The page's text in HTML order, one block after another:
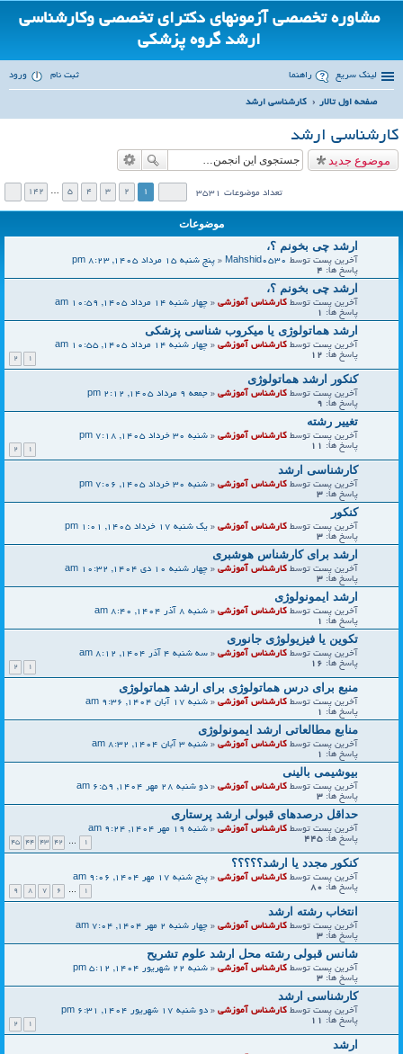
مشاوره تخصصی آزمونهای دکترای تخصصی وکارشناسی
ارشد گروه پزشکی
لینک سریع راهنما ورود ثبت نام
صفحه اول تالار کارشناسی ارشد
کارشناسی ارشد
موضوع جدید
تعداد موضوعات 3531 1
2
3
4
5
…
142
موضوعات
ارشد چی بخونم ؟،
آخرین پست توسط Mahshid0530
« پنج شنبه 15 مرداد 1405, 8:23 pm
پاسخ ها: 4
ارشد چی بخونم ؟،
آخرین پست توسط کارشناس آموزشی « چهار شنبه 14 مرداد 1405, 10:59 am
پاسخ ها: 1
ارشد هماتولوژی یا میکروب شناسی پزشکی
آخرین پست توسط کارشناس آموزشی « چهار شنبه 14 مرداد 1405, 10:55 am
پاسخ ها: 12
1
2
کنکور ارشد هماتولوژی
آخرین پست توسط کارشناس آموزشی « جمعه 9 مرداد 1405, 2:12 pm
پاسخ ها: 9
تغییر رشته
آخرین پست توسط کارشناس آموزشی « شنبه 30 خرداد 1405, 7:18 pm
پاسخ ها: 11
1
2
کارشناسی ارشد
آخرین پست توسط کارشناس آموزشی « شنبه 30 خرداد 1405, 7:06 pm
پاسخ ها: 3
کنکور
آخرین پست توسط کارشناس آموزشی « یک شنبه 17 خرداد 1405, 1:01 pm
پاسخ ها: 3
ارشد برای کارشناس هوشبری
آخرین پست توسط کارشناس آموزشی « چهار شنبه 10 دی 1404, 10:32 am
پاسخ ها: 3
ارشد ایمونولوژی
آخرین پست توسط کارشناس آموزشی « شنبه 8 آذر 1404, 8:40 am
پاسخ ها: 1
تکوین یا فیزیولوژی جانوری
آخرین پست توسط کارشناس آموزشی « سه شنبه 4 آذر 1404, 8:12 am
پاسخ ها: 16
1
2
منبع برای درس هماتولوژی برای ارشد هماتولوژی
آخرین پست توسط کارشناس آموزشی « شنبه 17 آبان 1404, 9:36 am
پاسخ ها: 1
منابع مطالعاتی ارشد ایمونولوژی
آخرین پست توسط کارشناس آموزشی « شنبه 3 آبان 1404, 8:32 am
پاسخ ها: 1
بیوشیمی بالینی
آخرین پست توسط کارشناس آموزشی « دو شنبه 28 مهر 1404, 6:59 am
پاسخ ها: 3
حداقل درصدهای قبولی ارشد پرستاری
آخرین پست توسط کارشناس آموزشی « شنبه 19 مهر 1404, 9:24 am
پاسخ ها: 445
1
…
42
43
44
45
کنکور مجدد یا ارشد؟؟؟؟؟
آخرین پست توسط کارشناس آموزشی « پنج شنبه 17 مهر 1404, 9:06 am
پاسخ ها: 80
1
…
6
7
8
9
انتخاب رشته ارشد
آخرین پست توسط کارشناس آموزشی « چهار شنبه 2 مهر 1404, 7:04 am
پاسخ ها: 3
شانس قبولی رشته محل ارشد علوم تشریح
آخرین پست توسط کارشناس آموزشی « شنبه 22 شهریور 1404, 5:12 pm
پاسخ ها: 3
کارشناسی ارشد
آخرین پست توسط کارشناس آموزشی « دو شنبه 17 شهریور 1404, 6:31 pm
پاسخ ها: 11
1
2
ارشد